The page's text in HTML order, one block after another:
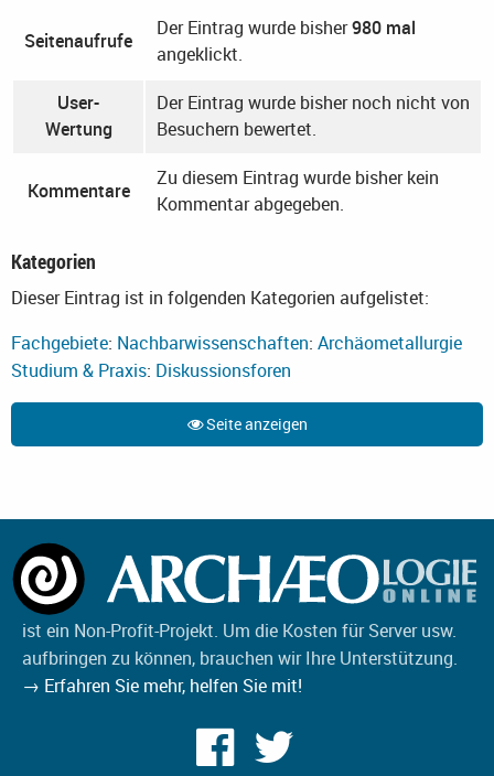
Seitenaufrufe
Der Eintrag wurde bisher980 mal
angeklickt.
User-
Wertung
Der Eintrag wurde bisher noch nicht von
Besuchern bewertet.
Kommentare
Zu diesem Eintrag wurde bisher kein
Kommentar abgegeben.
Kategorien
Dieser Eintrag ist in folgenden Kategorien aufgelistet:
Fachgebiete: Nachbarwissenschaften: Archäometallurgie
Studium & Praxis: Diskussionsforen
Seite anzeigen
ist ein Non-Profit-Projekt. Um die Kosten für Server usw.
aufbringen zu können, brauchen wir Ihre Unterstützung.
→ Erfahren Sie mehr, helfen Sie mit!